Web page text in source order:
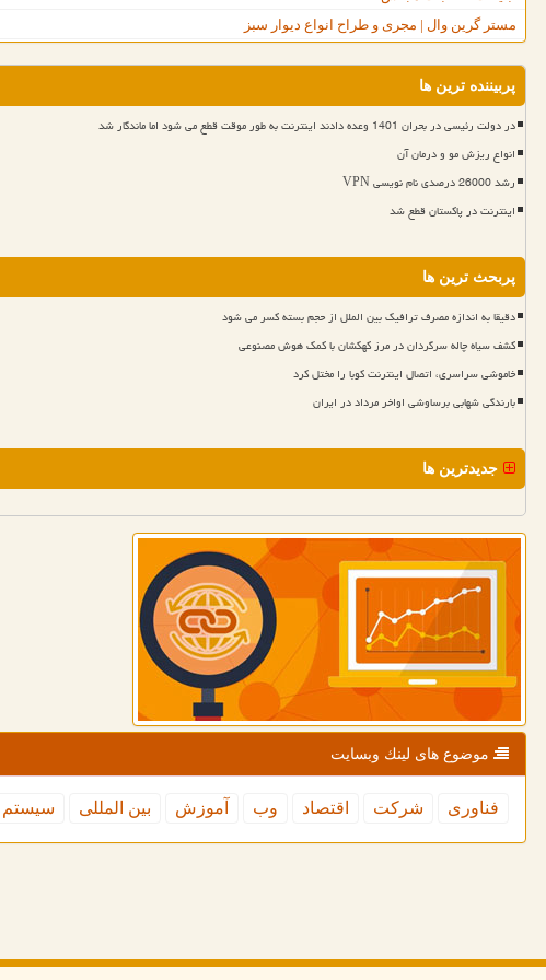
مستر گرین وال | مجری و طراح انواع دیوار سبز
پربیننده ترین ها
در دولت رئیسی در بحران 1401 وعده دادند اینترنت به طور موقت قطع می شود اما ماندگار شد
انواع ریزش مو و درمان آن
رشد 26000 درصدی نام نویسی VPN
اینترنت در پاکستان قطع شد
پربحث ترین ها
دقیقا به اندازه مصرف ترافیک بین الملل از حجم بسته کسر می شود
کشف سیاه چاله سرگردان در مرز کهکشان با کمک هوش مصنوعی
خاموشی سراسری، اتصال اینترنت کوبا را مختل کرد
بارندگی شهابی برساوشی اواخر مرداد در ایران
جدیدترین ها
موضوع های لینك وبسایت
فناوری شركت اقتصاد وب آموزش بین المللی سیستم